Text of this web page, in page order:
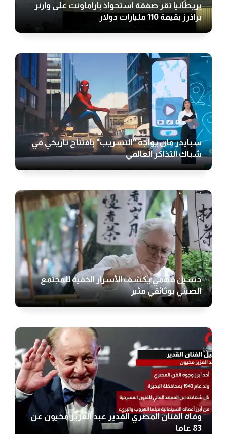
بريطانيا تقر صفقة استحواذ باراماونت على وارنر
براذرز بقيمة 110 مليارات دولار
سبايدر مان يواجه "التسريب" بافتتاح تاريخي في
شباك التذاكر العالمي
حسين فهمي يكشف الأسرار الخفية للمجتمع
الصيني بوثائقي مثير
وفاة الفنان المصري القدير عبد العزيز مخيون عن
83 عاما